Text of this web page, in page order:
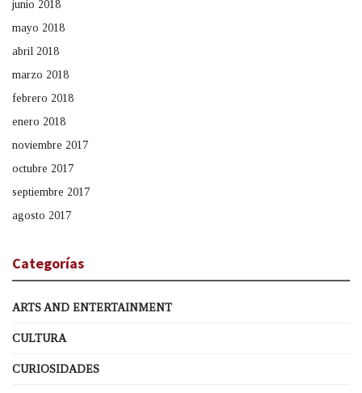
junio 2018
mayo 2018
abril 2018
marzo 2018
febrero 2018
enero 2018
noviembre 2017
octubre 2017
septiembre 2017
agosto 2017
Categorías
ARTS AND ENTERTAINMENT
CULTURA
CURIOSIDADES